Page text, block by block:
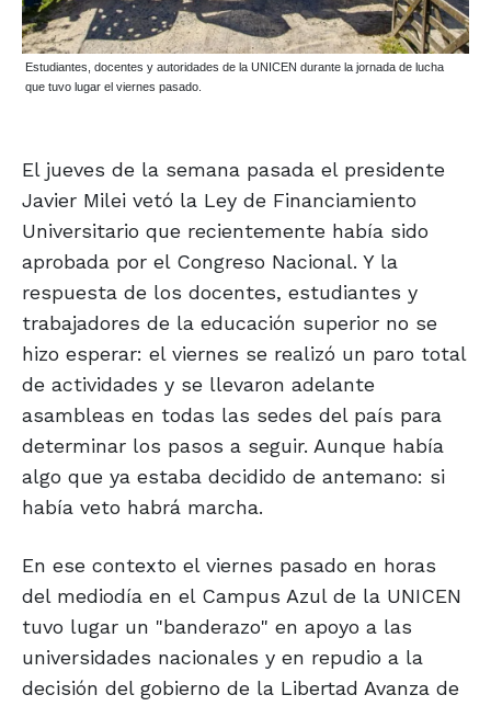
Estudiantes, docentes y autoridades de la UNICEN durante la jornada de lucha
que tuvo lugar el viernes pasado.
El jueves de la semana pasada el presidente
Javier Milei vetó la Ley de Financiamiento
Universitario que recientemente había sido
aprobada por el Congreso Nacional. Y la
respuesta de los docentes, estudiantes y
trabajadores de la educación superior no se
hizo esperar: el viernes se realizó un paro total
de actividades y se llevaron adelante
asambleas en todas las sedes del país para
determinar los pasos a seguir. Aunque había
algo que ya estaba decidido de antemano: si
había veto habrá marcha.
En ese contexto el viernes pasado en horas
del mediodía en el Campus Azul de la UNICEN
tuvo lugar un "banderazo" en apoyo a las
universidades nacionales y en repudio a la
decisión del gobierno de la Libertad Avanza de